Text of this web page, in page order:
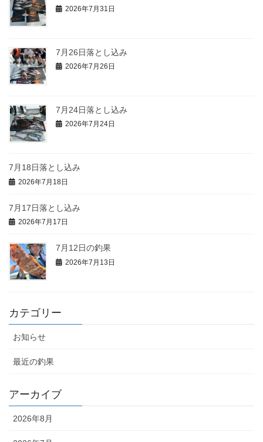
2026年7月31日
7月26日落とし込み
2026年7月26日
7月24日落とし込み
2026年7月24日
7月18日落とし込み
2026年7月18日
7月17日落とし込み
2026年7月17日
7月12日の釣果
2026年7月13日
カテゴリー
お知らせ
最近の釣果
アーカイブ
2026年8月